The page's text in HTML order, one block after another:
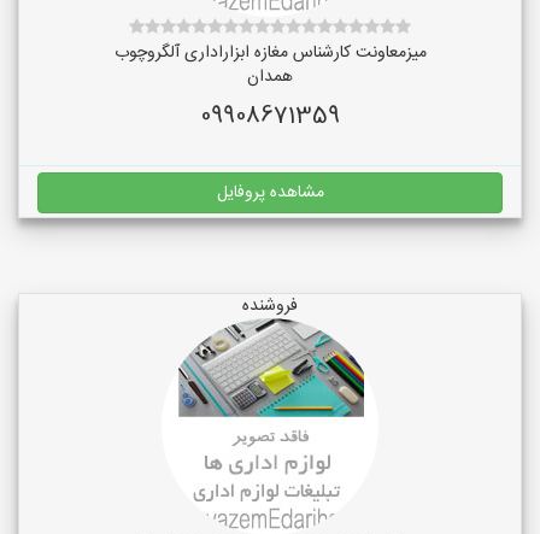
میزمعاونت کارشناس مغازه ابزاراداری آلگروچوب
همدان
09908671359
مشاهده پروفایل
فروشنده